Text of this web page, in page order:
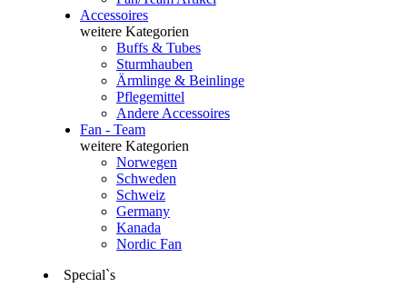
Accessoires
weitere Kategorien
Buffs & Tubes
Sturmhauben
Ärmlinge & Beinlinge
Pflegemittel
Andere Accessoires
Fan - Team
weitere Kategorien
Norwegen
Schweden
Schweiz
Germany
Kanada
Nordic Fan
Special`s